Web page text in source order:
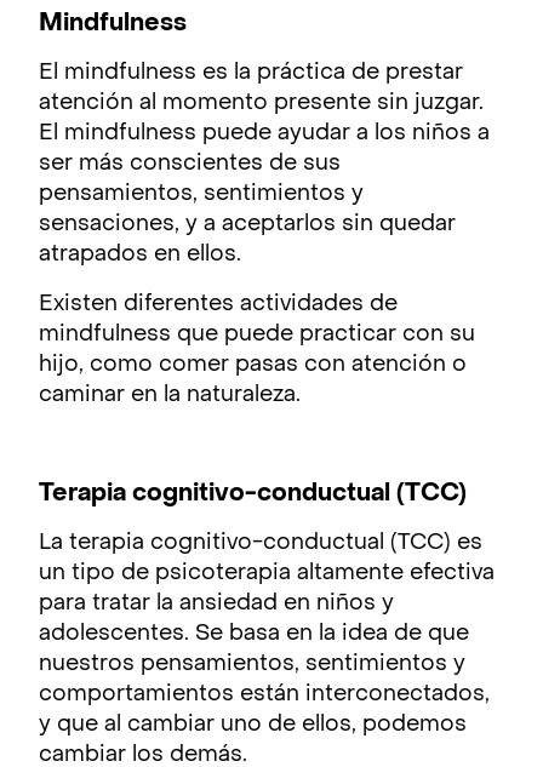
Mindfulness
El mindfulness es la práctica de prestar
atención al momento presente sin juzgar.
El mindfulness puede ayudar a los niños a
ser más conscientes de sus
pensamientos, sentimientos y
sensaciones, y a aceptarlos sin quedar
atrapados en ellos.
Existen diferentes actividades de
mindfulness que puede practicar con su
hijo, como comer pasas con atención o
caminar en la naturaleza.
Terapia cognitivo-conductual (TCC)
La terapia cognitivo-conductual (TCC) es
un tipo de psicoterapia altamente efectiva
para tratar la ansiedad en niños y
adolescentes. Se basa en la idea de que
nuestros pensamientos, sentimientos y
comportamientos están interconectados,
y que al cambiar uno de ellos, podemos
cambiar los demás.